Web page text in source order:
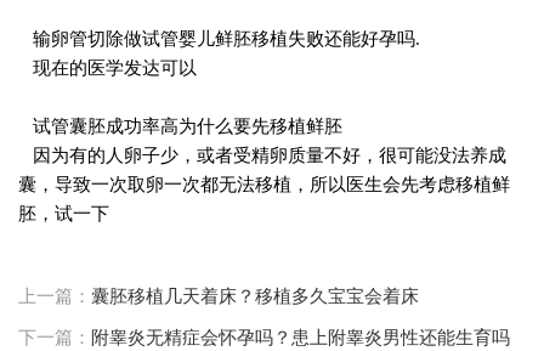
输卵管切除做试管婴儿鲜胚移植失败还能好孕吗.
现在的医学发达可以
试管囊胚成功率高为什么要先移植鲜胚
因为有的人卵子少，或者受精卵质量不好，很可能没法养成
囊，导致一次取卵一次都无法移植，所以医生会先考虑移植鲜
胚，试一下
上一篇： 囊胚移植几天着床？移植多久宝宝会着床
下一篇： 附睾炎无精症会怀孕吗？患上附睾炎男性还能生育吗